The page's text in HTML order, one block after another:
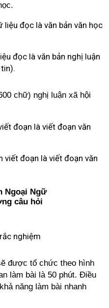
liệu đọc là văn bản văn học
đọc là văn bản nghị luận
chữ) nghị luận xã hội
đoạn là viết đoạn văn
viết đoạn là viết đoạn văn
Ngoại Ngữ
câu hỏi
nghiệm
được tổ chức theo hình
làm bài là 50 phút. Điều
năng làm bài nhanh